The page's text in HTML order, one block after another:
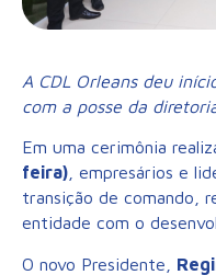
A CDL Orleans deu
com a posse da
Em uma cerimônia
feira) , empresários e
transição de comando,
entidade com o
O novo Presidente,